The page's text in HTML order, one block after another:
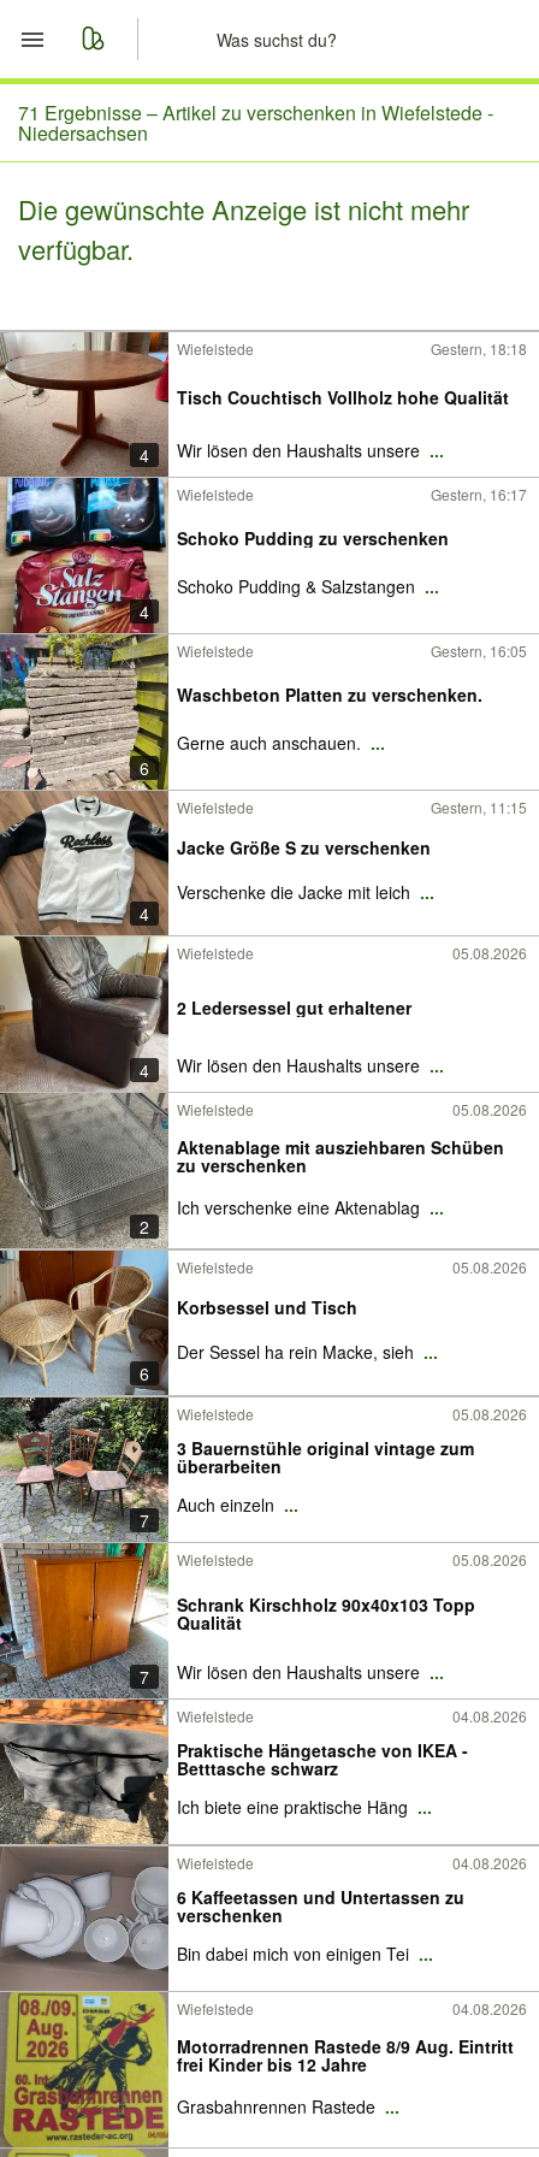
Start
Merkliste
Nachrichten
71 Ergebnisse –Artikel zu verschenken in Wiefelstede -
Niedersachsen
Die gewünschte Anzeige ist nicht mehr
verfügbar.
4
Wiefelstede Gestern, 18:18
Tisch Couchtisch Vollholz hohe Qualität
Wir lösen den Haushalts unsere ...
4
Wiefelstede Gestern, 16:17
Schoko Pudding zu verschenken
Schoko Pudding & Salzstangen ...
6
Wiefelstede Gestern, 16:05
Waschbeton Platten zu verschenken.
Gerne auch anschauen. ...
4
Wiefelstede Gestern, 11:15
Jacke Größe S zu verschenken
Verschenke die Jacke mit leich ...
4
Wiefelstede 05.08.2026
2 Ledersessel gut erhaltener
Wir lösen den Haushalts unsere ...
2
Wiefelstede 05.08.2026
Aktenablage mit ausziehbaren Schüben
zu verschenken
Ich verschenke eine Aktenablag ...
6
Wiefelstede 05.08.2026
Korbsessel und Tisch
Der Sessel ha rein Macke, sieh ...
7
Wiefelstede 05.08.2026
3 Bauernstühle original vintage zum
überarbeiten
Auch einzeln ...
7
Wiefelstede 05.08.2026
Schrank Kirschholz 90x40x103 Topp
Qualität
Wir lösen den Haushalts unsere ...
Wiefelstede 04.08.2026
Praktische Hängetasche von IKEA -
Betttasche schwarz
Ich biete eine praktische Häng ...
Wiefelstede 04.08.2026
6 Kaffeetassen und Untertassen zu
verschenken
Bin dabei mich von einigen Tei ...
Wiefelstede 04.08.2026
Motorradrennen Rastede 8/9 Aug. Eintritt
frei Kinder bis 12 Jahre
Grasbahnrennen Rastede ...